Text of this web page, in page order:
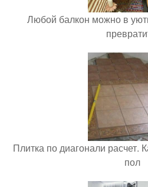
Любой балкон можно в
Плитка по диагонали расчет.
пол